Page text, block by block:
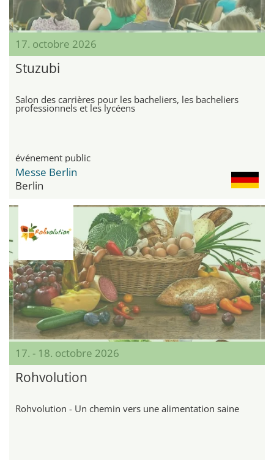
17. octobre 2026
Stuzubi
Salon des carrières pour les bacheliers, les bacheliers
professionnels et les lycéens
événement public
Messe Berlin
Berlin
17. - 18. octobre 2026
Rohvolution
Rohvolution - Un chemin vers une alimentation saine